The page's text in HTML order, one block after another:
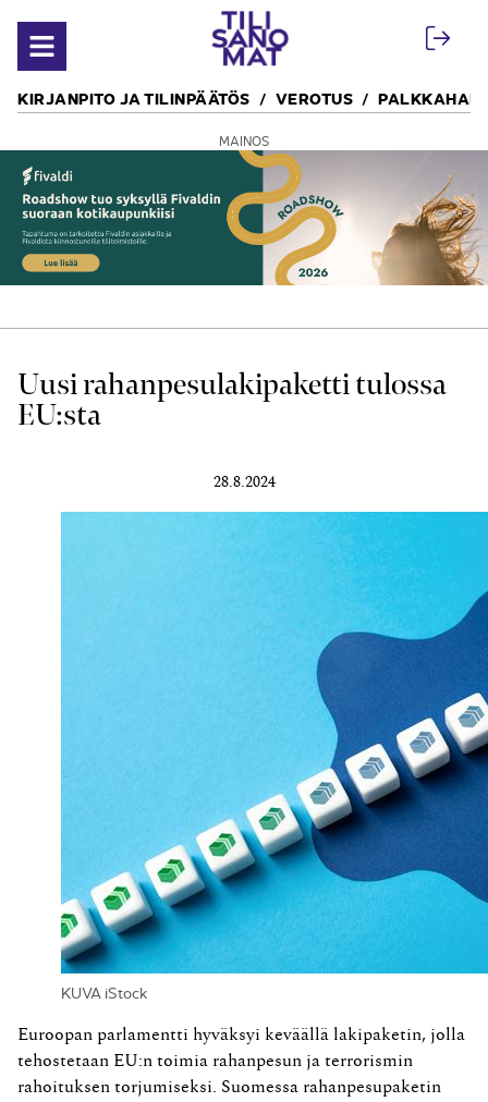
Avaa valikko
KIRJANPITO JA TILINPÄÄTÖS VEROTUS
MAINOS
Uusi rahan­pesulaki­paketti tulos­sa
EU:sta
28.8.2024
KUVA iStock
Euroopan parlamentti hyväksyi keväällä lakipaketin, jolla
tehostetaan EU:n toimia rahanpesun ja terrorismin
rahoituksen torjumiseksi. Suomessa rahanpesupaketin